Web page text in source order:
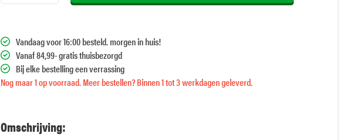
Vandaag voor 16:00 besteld. morgen in huis!
Vanaf 84,99- gratis thuisbezorgd
Bij elke bestelling een verrassing
Nog maar 1 op voorraad. Meer bestellen? Binnen 1 tot 3 werkdagen geleverd.
Omschrijving: